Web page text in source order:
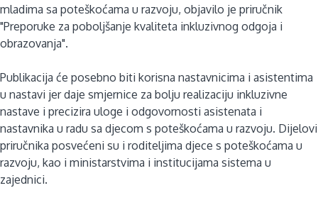
mladima sa poteškoćama u razvoju, objavilo je priručnik
"Preporuke za poboljšanje kvaliteta inkluzivnog odgoja i
obrazovanja".
Publikacija će posebno biti korisna nastavnicima i asistentima
u nastavi jer daje smjernice za bolju realizaciju inkluzivne
nastave i precizira uloge i odgovornosti asistenata i
nastavnika u radu sa djecom s poteškoćama u razvoju. Dijelovi
priručnika posvećeni su i roditeljima djece s poteškoćama u
razvoju, kao i ministarstvima i institucijama sistema u
zajednici.